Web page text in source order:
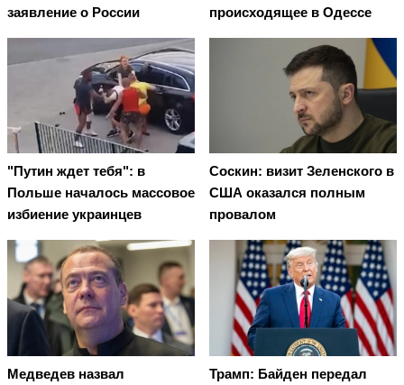
заявление о России
происходящее в Одессе
"Путин ждет тебя": в
Польше началось массовое
избиение украинцев
Соскин: визит Зеленского в
США оказался полным
провалом
Медведев назвал
Трамп: Байден передал